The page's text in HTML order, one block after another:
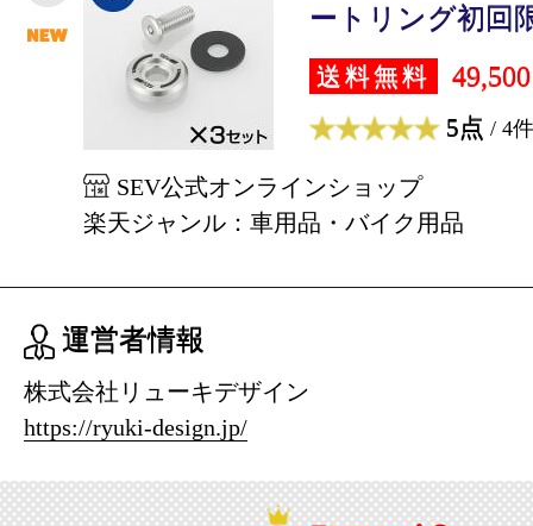
ートリング初回
送料無料
5点 / 4件
SEV公式オンラインショップ
楽天ジャンル：車用品・バイク用品
運営者情報
株式会社リューキデザイン
https://ryuki-design.jp/